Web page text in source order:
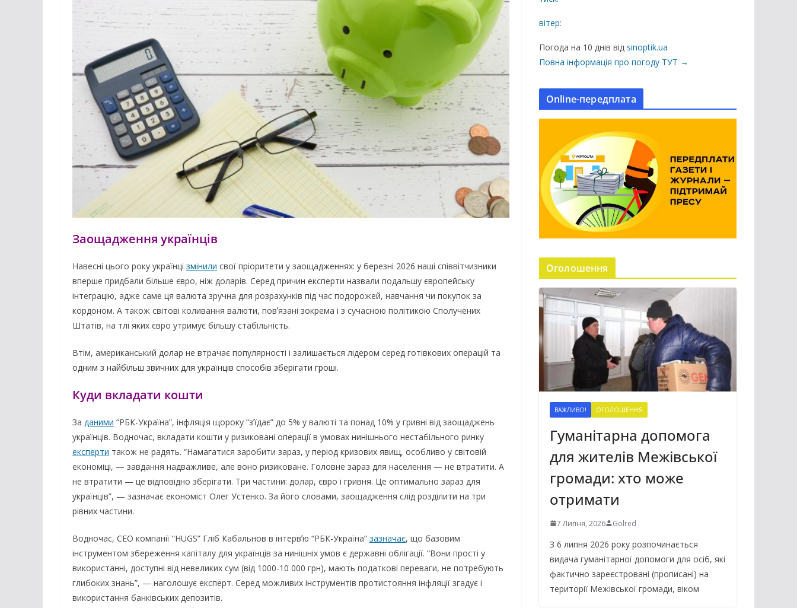
Заощадження українців
Навесні цього року українці змінили свої пріоритети у заощадженнях: у березні 2026 наші співвітчизники
вперше придбали більше євро, ніж доларів. Серед причин експерти назвали подальшу європейську
інтеграцію, адже саме ця валюта зручна для розрахунків під час подорожей, навчання чи покупок за
кордоном. А також світові коливання валюти, повʼязані зокрема і з сучасною політикою Сполучених
Штатів, на тлі яких євро утримує більшу стабільність.
Втім, американський долар не втрачає популярності і залишається лідером серед готівкових операцій та
одним з найбільш звичних для українців способів зберігати гроші.
Куди вкладати кошти
За даними “РБК-Україна”, інфляція щороку “зʼїдає” до 5% у валюті та понад 10% у гривні від заощаджень
українців. Водночас, вкладати кошти у ризиковані операції в умовах нинішнього нестабільного ринку
експерти також не радять. “Намагатися заробити зараз, у період кризових явищ, особливо у світовій
економіці, — завдання надважливе, але воно ризиковане. Головне зараз для населення — не втратити. А
не втратити — це відповідно зберігати. Три частини: долар, євро і гривня. Це оптимально зараз для
українців”, — зазначає економіст Олег Устенко. За його словами, заощадження слід розділити на три
рівних частини.
Водночас, CEO компанії “HUGS” Гліб Кабальнов в інтервʼю “РБК-Україна” зазначає, що базовим
інструментом збереження капіталу для українців за нинішніх умов є державні облігації. “Вони прості у
використанні, доступні від невеликих сум (від 1000-10 000 грн), мають податкові переваги, не потребують
глибоких знань”, — наголошує експерт. Серед можливих інструментів протистояння інфляції згадує і
використання банківських депозитів.
ц
вітер:
Погода на 10 днів від sinoptik.ua
Повна інформація про погоду ТУТ →
Online-передплата
Оголошення
ВАЖЛИВО! ОГОЛОШЕННЯ
Гуманітарна допомога
для жителів Межівської
громади: хто може
отримати
7 Липня, 2026 Golred
З 6 липня 2026 року розпочинається
видача гуманітарної допомоги для осіб, які
фактично зареєстровані (прописані) на
території Межівської громади, віком